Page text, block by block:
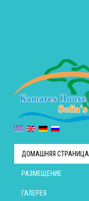
ДОМАШНЯЯ СТРАНИЦА
РАЗМЕЩЕНИЕ
ГАЛЕРЕЯ